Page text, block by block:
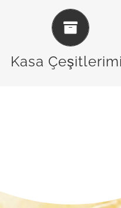
Kasa
KASA ÇEŞITLERIMIZ